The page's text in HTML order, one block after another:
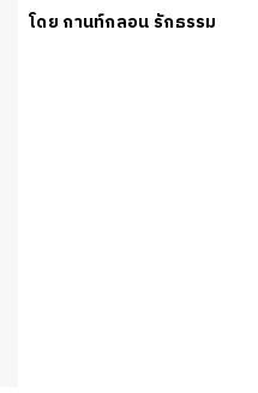
โดย กานท์กลอน รักธรรม